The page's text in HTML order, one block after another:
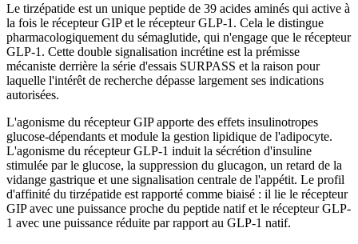
Le tirzépatide est un unique peptide de 39 acides aminés qui active à
la fois le récepteur GIP et le récepteur GLP-1. Cela le distingue
pharmacologiquement du sémaglutide, qui n'engage que le récepteur
GLP-1. Cette double signalisation incrétine est la prémisse
mécaniste derrière la série d'essais SURPASS et la raison pour
laquelle l'intérêt de recherche dépasse largement ses indications
autorisées.
L'agonisme du récepteur GIP apporte des effets insulinotropes
glucose-dépendants et module la gestion lipidique de l'adipocyte.
L'agonisme du récepteur GLP-1 induit la sécrétion d'insuline
stimulée par le glucose, la suppression du glucagon, un retard de la
vidange gastrique et une signalisation centrale de l'appétit. Le profil
d'affinité du tirzépatide est rapporté comme biaisé : il lie le récepteur
GIP avec une puissance proche du peptide natif et le récepteur GLP-
1 avec une puissance réduite par rapport au GLP-1 natif.